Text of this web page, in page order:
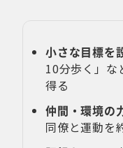
小さな目標を
10分歩く」な
得る
仲間・環境の
同僚と運動を